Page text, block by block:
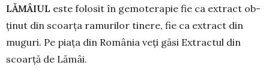
LĂMÂIUL este folosit în ge­mo­terapie fie ca extract ob­
ținut din scoar­ța ramurilor ti­nere, fie ca extract din
muguri. Pe piața din România veți găsi Extractul din
scoar­ță de Lămâi.